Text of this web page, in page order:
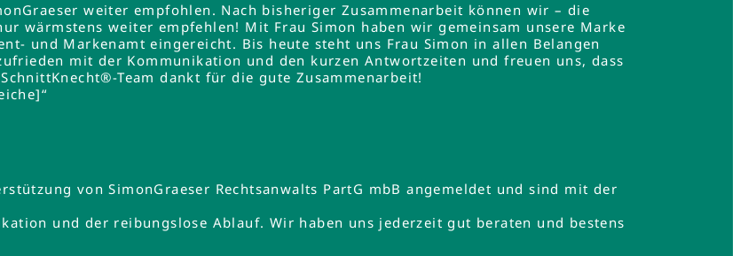
weiter empfohlen. Nach bisheriger Zusammenarbeit können wir – die
wärmstens weiter empfehlen! Mit Frau Simon haben wir gemeinsam unsere Marke
und Markenamt eingereicht. Bis heute steht uns Frau Simon in allen Belangen
mit der Kommunikation und den kurzen Antwortzeiten und freuen uns, dass
Team dankt für die gute Zusammenarbeit!
von SimonGraeser Rechtsanwalts PartG mbB angemeldet und sind mit der
und der reibungslose Ablauf. Wir haben uns jederzeit gut beraten und bestens